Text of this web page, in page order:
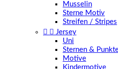
Musselin
Sterne Motiv
Streifen / Stripes
  Jersey
Uni
Sternen &
Motive
Kindermotive